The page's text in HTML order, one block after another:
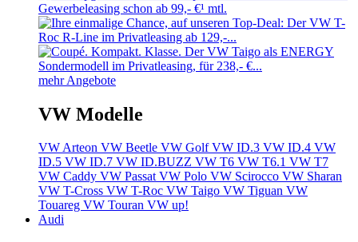
mehr Angebote
VW Modelle
VW Arteon VW Beetle VW GolfVW ID.3 VW ID.4 VW
ID.5 VW ID.7 VW ID.BUZZ VW T6 VW T6.1 VW T7
VW Caddy VW PassatVW Polo VW Scirocco VW Sharan
VW T-Cross VW T-Roc VW Taigo VW Tiguan VW
Touareg VW Touran VW up!
Audi